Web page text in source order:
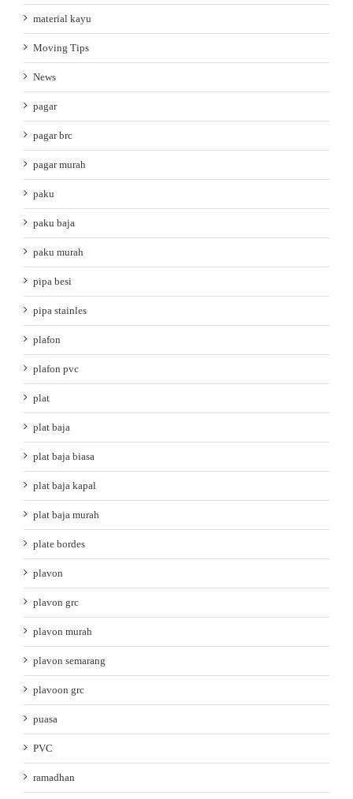
material kayu
Moving Tips
News
pagar
pagar brc
pagar murah
paku
paku baja
paku murah
pipa besi
pipa stainles
plafon
plafon pvc
plat
plat baja
plat baja biasa
plat baja kapal
plat baja murah
plate bordes
plavon
plavon grc
plavon murah
plavon semarang
plavoon grc
puasa
PVC
ramadhan